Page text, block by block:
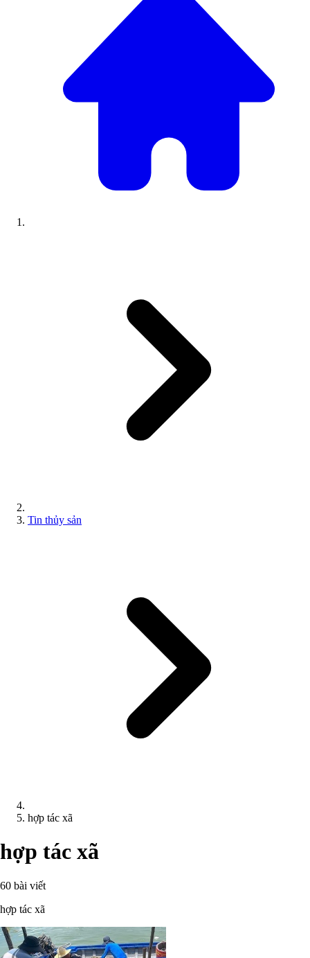
Tin thủy sản
hợp tác xã
hợp tác xã
60 bài viết
hợp tác xã